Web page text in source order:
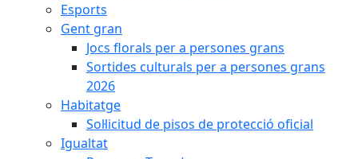
Esports
Gent gran
Jocs florals per a persones grans
Sortides culturals per a persones grans
2026
Habitatge
Sol·licitud de pisos de protecció oficial
Igualtat